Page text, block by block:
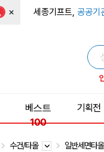
× 세종기프트, 공공기
베스트
100
기획전
수건/타올 일반세면타